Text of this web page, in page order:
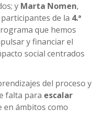
; y Marta Nomen,
participantes de la 4.ª
que hemos
y financiar el
social centrados
del proceso y
falta para escalar
en ámbitos como